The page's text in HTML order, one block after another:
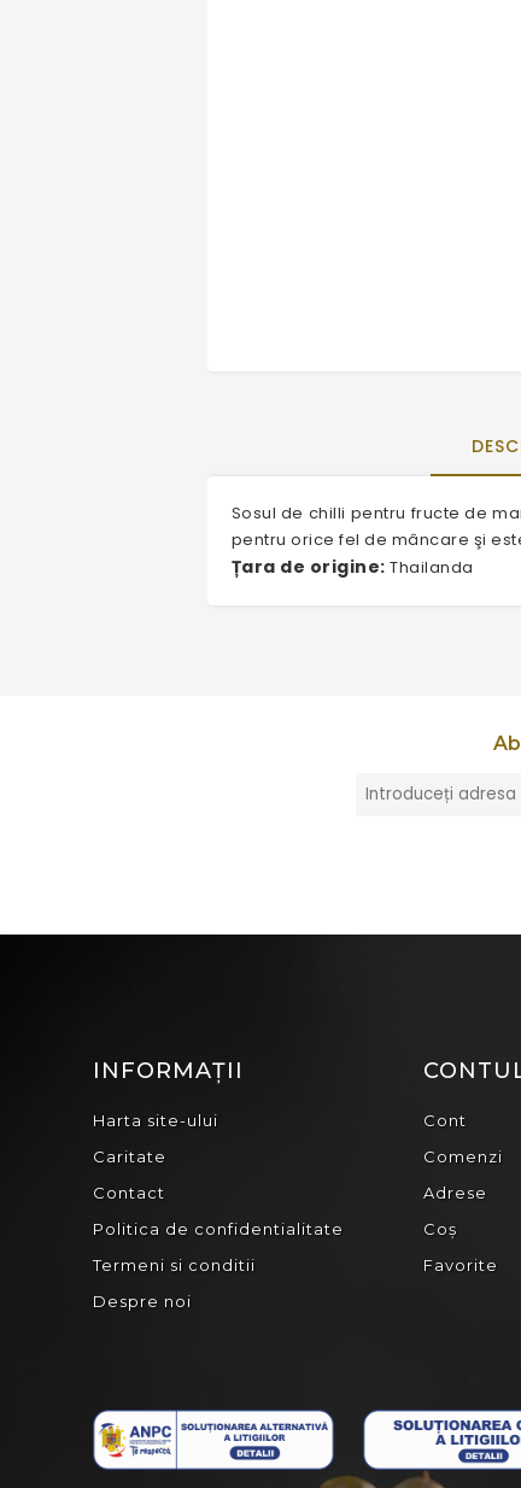
Sosul de chilli pentru fructe de
pentru orice fel de mâncare şi
Țara de origine: Thailanda
INFORMAȚII
Harta site-ului
Caritate
Contact
Politica de confidentialitate
Termeni si conditii
Despre noi
Cont
Comenzi
Adrese
Coș
Favorite